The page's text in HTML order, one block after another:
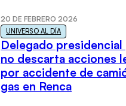
20 DE FEBRERO 2026
UNIVERSO AL DÍA
Delegado presidencial
no descarta acciones
por accidente de
gas en Renca